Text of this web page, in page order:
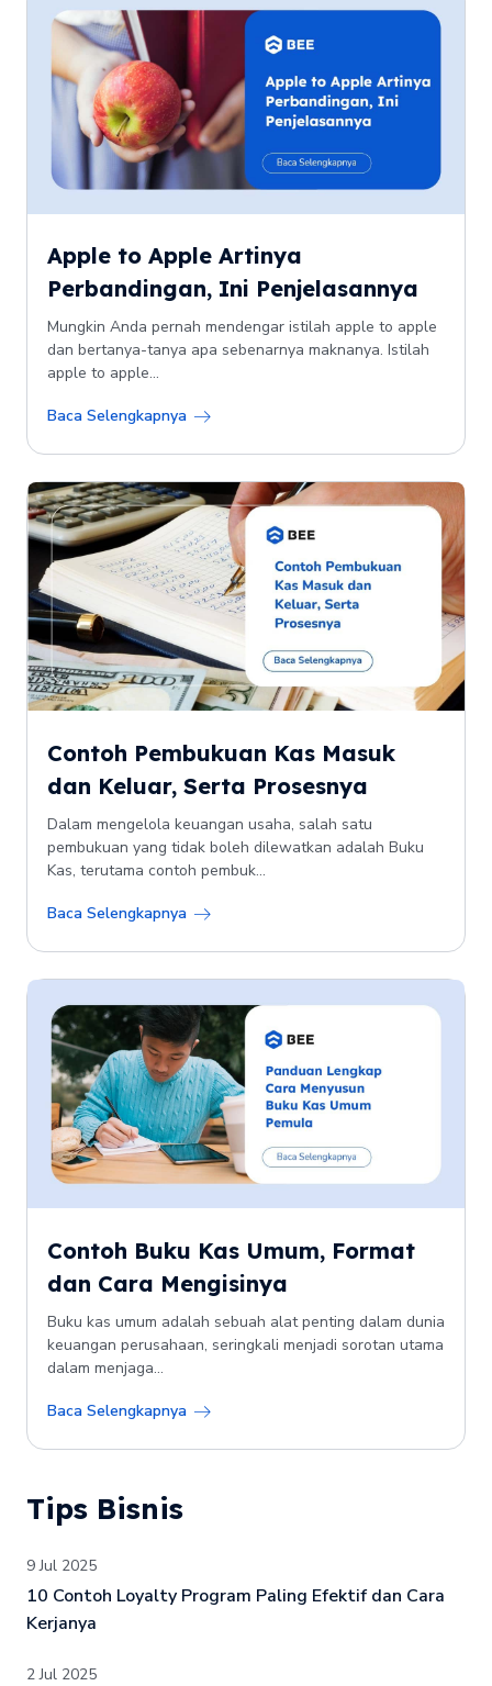
Apple to Apple Artinya
Perbandingan, Ini Penjelasannya
Mungkin Anda pernah mendengar istilah apple to apple
dan bertanya-tanya apa sebenarnya maknanya. Istilah
apple to apple...
Baca Selengkapnya
Contoh Pembukuan Kas Masuk
dan Keluar, Serta Prosesnya
Dalam mengelola keuangan usaha, salah satu
pembukuan yang tidak boleh dilewatkan adalah Buku
Kas, terutama contoh pembuk...
Baca Selengkapnya
Contoh Buku Kas Umum, Format
dan Cara Mengisinya
Buku kas umum adalah sebuah alat penting dalam dunia
keuangan perusahaan, seringkali menjadi sorotan utama
dalam menjaga...
Baca Selengkapnya
Tips Bisnis
9 Jul 2025
10 Contoh Loyalty Program Paling Efektif dan Cara
Kerjanya
2 Jul 2025